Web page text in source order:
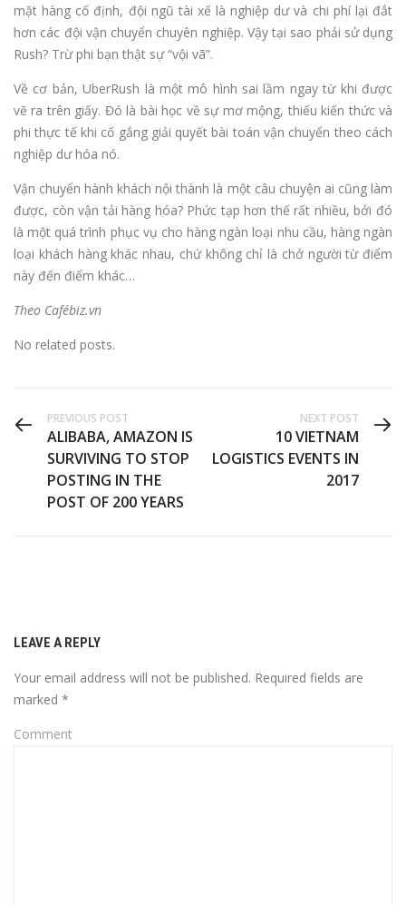
mặt hàng cố định, đội ngũ tài xế là nghiệp dư và chi phí lại đắt
hơn các đội vận chuyển chuyên nghiệp. Vậy tại sao phải sử dụng
Rush? Trừ phi bạn thật sự “vội vã”.
Về cơ bản, UberRush là một mô hình sai lầm ngay từ khi được
vẽ ra trên giấy. Đó là bài học về sự mơ mộng, thiếu kiến thức và
phi thực tế khi cố gắng giải quyết bài toán vận chuyển theo cách
nghiệp dư hóa nó.
Vận chuyển hành khách nội thành là một câu chuyện ai cũng làm
được, còn vận tải hàng hóa? Phức tạp hơn thế rất nhiều, bởi đó
là một quá trình phục vụ cho hàng ngàn loại nhu cầu, hàng ngàn
loại khách hàng khác nhau, chứ không chỉ là chở người từ điểm
này đến điểm khác…
Theo Cafébiz.vn
No related posts.
PREVIOUS POST
ALIBABA, AMAZON IS
SURVIVING TO STOP
POSTING IN THE
POST OF 200 YEARS
NEXT POST
10 VIETNAM
LOGISTICS EVENTS IN
2017
LEAVE A REPLY
Your email address will not be published. Required fields are
marked *
Comment